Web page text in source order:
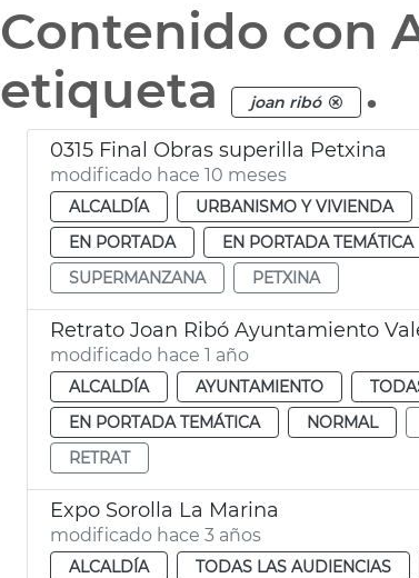
Contenido con
etiqueta
joan ribó .
0315 Final Obras superilla Petxina
modificado hace 10 meses
ALCALDÍA URBANISMO Y VIVIENDA
EN PORTADA
EN PORTADA TEMÁTICA
SUPERMANZANA
PETXINA
Retrato Joan Ribó Ayuntamiento
modificado hace 1 año
ALCALDÍA AYUNTAMIENTO
EN PORTADA TEMÁTICA
NORMAL
RETRAT
Expo Sorolla La Marina
modificado hace 3 años
ALCALDÍA TODAS LAS AUDIENCIAS